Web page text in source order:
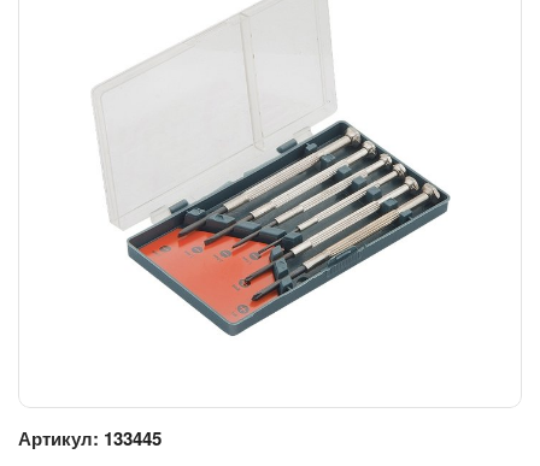
Артикул: 133445